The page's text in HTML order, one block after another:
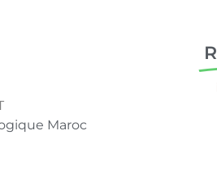
Maroc